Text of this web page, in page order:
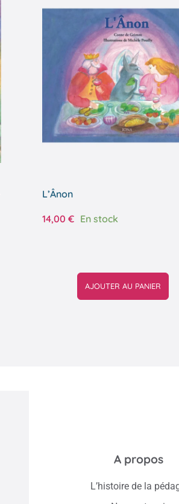
L’Ânon
14,00 € En stock
AJOUTER AU PANIER
A propos
L’histoire de la